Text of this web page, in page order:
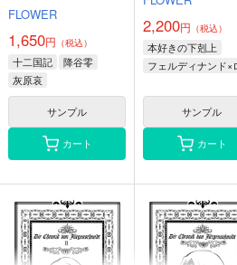
FLOWER
1,650円 （税込）
十二国記
降谷零
灰原哀
サンプル
カート
2,200円 （税込）
本好きの下剋上
サンプル
カート